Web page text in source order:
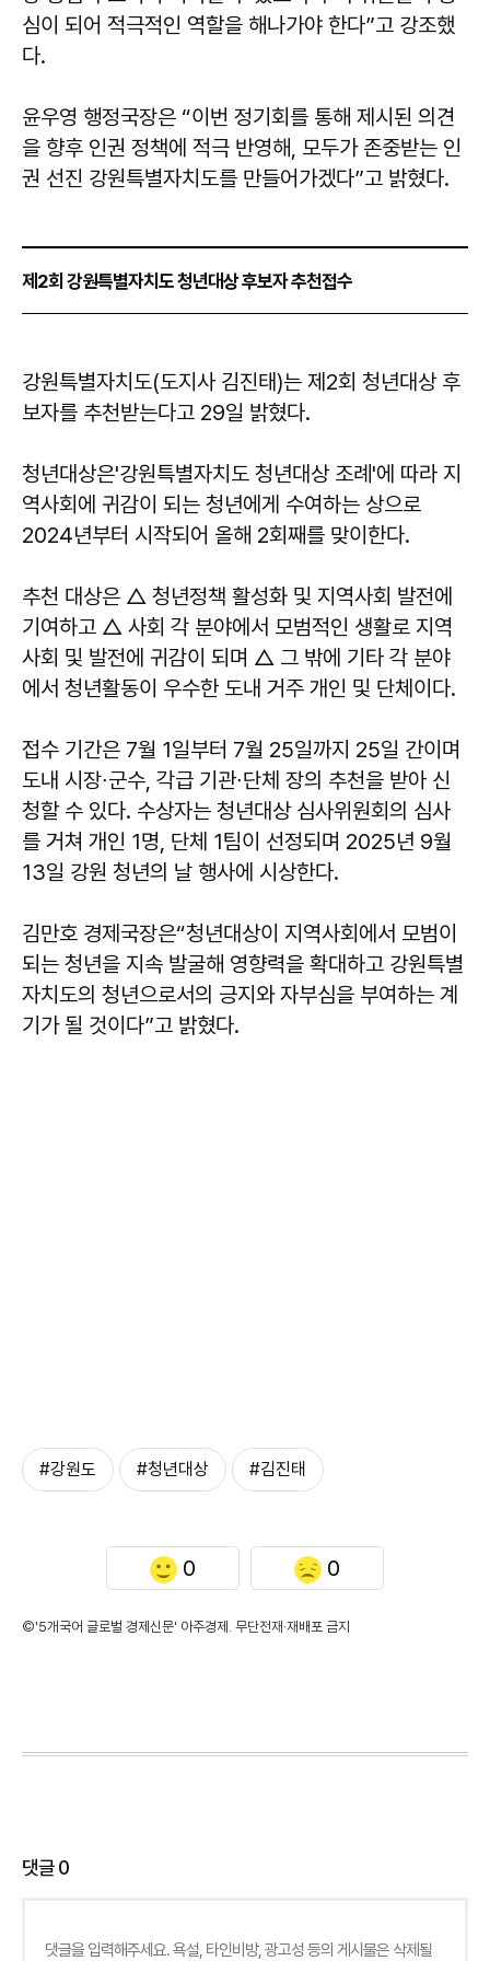
심이 되어 적극적인 역할을 해나가야 한다”고 강조했
다.
윤우영 행정국장은 “이번 정기회를 통해 제시된 의견
을 향후 인권 정책에 적극 반영해, 모두가 존중받는 인
권 선진 강원특별자치도를 만들어가겠다”고 밝혔다.
제2회 강원특별자치도 청년대상 후보자 추천접수
강원특별자치도(도지사 김진태)는 제2회 청년대상 후
보자를 추천받는다고 29일 밝혔다.
청년대상은'강원특별자치도 청년대상 조례'에 따라 지
역사회에 귀감이 되는 청년에게 수여하는 상으로
2024년부터 시작되어 올해 2회째를 맞이한다.
추천 대상은 △ 청년정책 활성화 및 지역사회 발전에
기여하고 △ 사회 각 분야에서 모범적인 생활로 지역
사회 및 발전에 귀감이 되며 △ 그 밖에 기타 각 분야
에서 청년활동이 우수한 도내 거주 개인 및 단체이다.
접수 기간은 7월 1일부터 7월 25일까지 25일 간이며
도내 시장∙군수, 각급 기관∙단체 장의 추천을 받아 신
청할 수 있다. 수상자는 청년대상 심사위원회의 심사
를 거쳐 개인 1명, 단체 1팀이 선정되며 2025년 9월
13일 강원 청년의 날 행사에 시상한다.
김만호 경제국장은“청년대상이 지역사회에서 모범이
되는 청년을 지속 발굴해 영향력을 확대하고 강원특별
자치도의 청년으로서의 긍지와 자부심을 부여하는 계
기가 될 것이다”고 밝혔다.
#강원도 #청년대상 #김진태
0 0
©'5개국어 글로벌 경제신문' 아주경제. 무단전재·재배포 금지
댓글0